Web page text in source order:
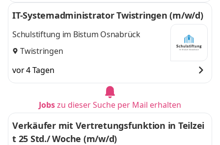
IT-Systemadministrator Twistringen (m/w/d)
Schulstiftung im Bistum Osnabrück
Twistringen
vor 4 Tagen
Jobszu dieser Suche per Mail erhalten
Verkäufer mit Vertretungsfunktion in Teilzei
t 25 Std./ Woche (m/w/d)